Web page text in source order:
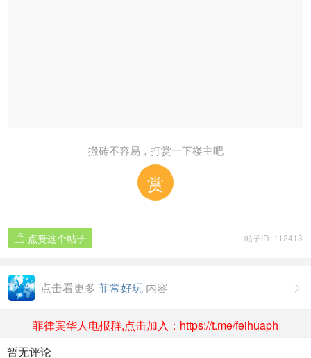
搬砖不容易，打赏一下楼主吧
赏
帖子ID: 112413
 点赞这个帖子

点击看更多 菲常好玩 内容
菲律宾华人电报群,点击加入：https://t.me/feihuaph
暂无评论